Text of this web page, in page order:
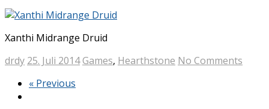
Xanthi Midrange Druid
drdy 25. Juli 2014 Games, Hearthstone No Comments
« Previous